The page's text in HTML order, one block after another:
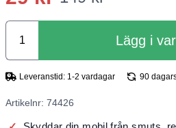
Lägg i
Leveranstid: 1-2 vardagar 90
Artikelnr: 74426